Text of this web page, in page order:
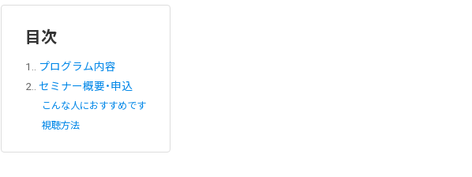
目次
1.
プログラム内容
2.
セミナー概要・申込
こんな人におすすめです
視聴方法